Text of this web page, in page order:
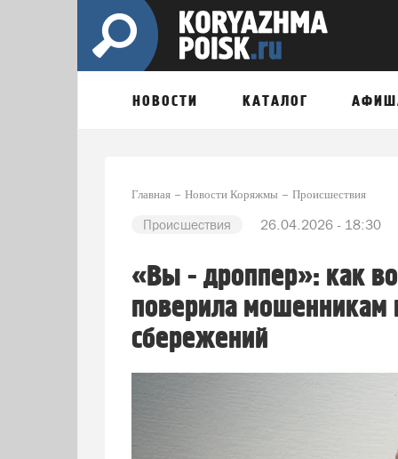
НОВОСТИ КАТАЛОГ
Главная Новости Коряжмы Происшествия
Происшествия 26.04.2026 - 18:30
«Вы - дроппер»: как
поверила
сбережений